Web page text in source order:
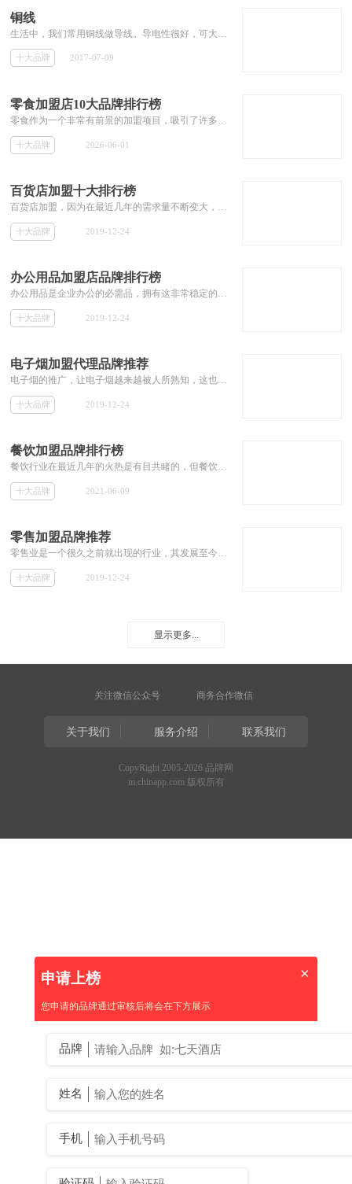
铜线
生活中，我们常用铜线做导线。导电性很好，可大量用于制造电线、电缆、电刷等;导热性好，常用来制造须防磁性干扰的磁学仪器、仪表，如罗盘、航空仪表等;塑性极好，易于热压和冷压力加工，可制成管、棒、线、条、带、板、箔等铜材。纯铜产品有冶炼品及加工品两种。
十大品牌 2017-07-09
零食加盟店10大品牌排行榜
零食作为一个非常有前景的加盟项目，吸引了许多投资者的关注。许多投资者都想知道有哪些好的零食店品牌可以加盟。那么本专题就为大家推荐零食加盟店的10大品牌，并提供加盟费用等相关加盟信息，为投资者解答零食店的加盟问题。
十大品牌 2026-06-01
百货店加盟十大排行榜
百货店加盟，因为在最近几年的需求量不断变大，市场非常可观，在最近几年非常受加盟商的欢迎。而百货店品牌的增加也使得加盟商在选择品牌进行加盟的时候遇到诸如百货店加盟哪个好的问题。本专题筛选出一批知名的百货店加盟品牌，为投资者加盟百货店提供参考。
十大品牌 2019-12-24
办公用品加盟店品牌排行榜
办公用品是企业办公的必需品，拥有这非常稳定的销量，而近年来万众创业，使得我国的企业数量越来越多，办公用品迎来了一个新的风口。办公用品的品牌对销量的影响非常的大，所以投资者在加盟办公用品品牌时，必须选择比较有名气的品牌。本本专题就为投资者推荐一些有名气的办公用品加盟品牌，解决加盟商不知道办公用品加盟哪家好的相关加盟问题。
十大品牌 2019-12-24
电子烟加盟代理品牌推荐
电子烟的推广，让电子烟越来越被人所熟知，这也为电子烟行业带来了非常大的商机。目前电子烟的发展行处于初步阶段，拥有着非常大的发展空间。此时加盟代理电子烟会是一个不错的选择。本专题为想加盟代理电子烟的投资者推荐电子烟的加盟代理品牌，包括其加盟费用等相关加盟信息。
十大品牌 2019-12-24
餐饮加盟品牌排行榜
餐饮行业在最近几年的火热是有目共睹的，但餐饮行业的激烈竞争也使得许多餐饮品牌不断倒下，由此可见加盟餐饮行业选对品牌非常关键。但餐饮行业品牌众多，使得许多初级投资者非常难分辨出哪个餐饮加盟品牌比较好。那么本专题就为那些对餐饮加盟品牌无从下手的投资者们，推荐餐饮行业不错的加盟品牌。
十大品牌 2021-06-09
零售加盟品牌推荐
零售业是一个很久之前就出现的行业，其发展至今，行业品牌众多，竞争可谓相当激烈， 这样使得小的零售品牌很难生存。那么选择一个好的零售品牌进行加盟也就变的非常重要。但许多投资者依然不知道零售店加盟哪个品牌好，那么本专题今天就为加盟商解决这些零售店加盟品牌，推荐一些大的零售加盟品牌，和其加盟费用等相关加盟信息。
十大品牌 2019-12-24
显示更多...
关注微信公众号 商务合作微信
关于我们 服务介绍 联系我们
CopyRight 2005-2026 品牌网
m.chinapp.com 版权所有
×
申请上榜
您申请的品牌通过审核后将会在下方展示
品牌
姓名
手机